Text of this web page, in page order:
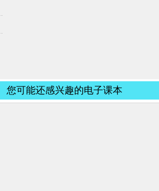
您可能还感兴趣的电子课本